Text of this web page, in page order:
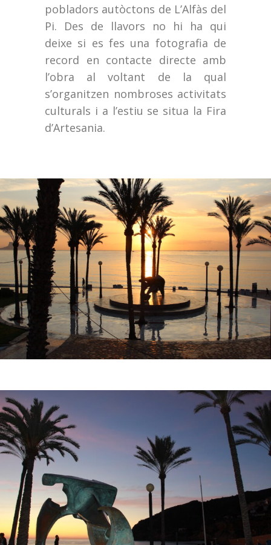
pobladors autòctons de L’Alfàs del
Pi. Des de llavors no hi ha qui
deixe si es fes una fotografia de
record en contacte directe amb
l’obra al voltant de la qual
s’organitzen nombroses activitats
culturals i a l’estiu se situa la Fira
d’Artesania.